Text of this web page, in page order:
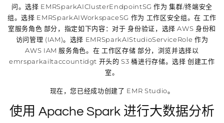
问。选择 EMRSparkAIClusterEndpointSG 作为 集群/终端安全
组。选择 EMRSparkAIWorkspaceSG 作为 工作区安全组。在 工作
室服务角色 部分，指定如下内容：对于 身份验证，选择 AWS 身份和
访问管理 (IAM)。选择 EMRSparkAIStudioServiceRole 作为
AWS IAM 服务角色。在 工作区存储 部分，浏览并选择以
emrsparkailtaccountidgt 开头的 S3 桶进行存储。选择 创建工作
室。
现在，您已经成功创建了 EMR Studio。
使用 Apache Spark 进行大数据分析